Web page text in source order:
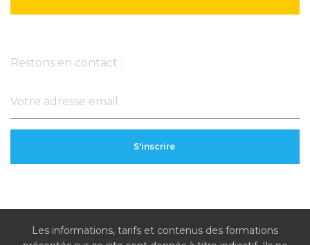
Restons en contact :
Les informations, tarifs et contenus des formations